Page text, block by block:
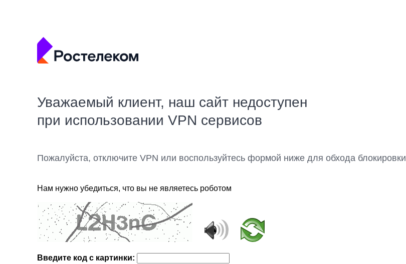
Уважаемый клиент, наш сайт недоступен
при использовании VPN сервисов
Пожалуйста, отключите VPN или воспользуйтесь формой ниже для обхода блокировки
Нам нужно убедиться, что вы не являетесь роботом
Введите код с картинки: